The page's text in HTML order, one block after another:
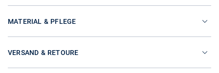
MATERIAL & PFLEGE
VERSAND & RETOURE